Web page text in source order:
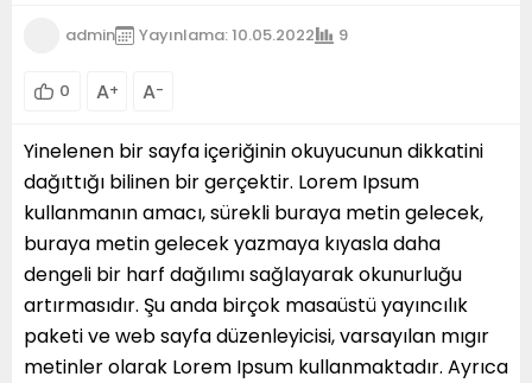
admin Yayınlama: 10.05.2022 9
0 A+ A-
Yinelenen bir sayfa içeriğinin okuyucunun dikkatini
dağıttığı bilinen bir gerçektir. Lorem Ipsum
kullanmanın amacı, sürekli buraya metin gelecek,
buraya metin gelecek yazmaya kıyasla daha
dengeli bir harf dağılımı sağlayarak okunurluğu
artırmasıdır. Şu anda birçok masaüstü yayıncılık
paketi ve web sayfa düzenleyicisi, varsayılan mıgır
metinler olarak Lorem Ipsum kullanmaktadır. Ayrıca